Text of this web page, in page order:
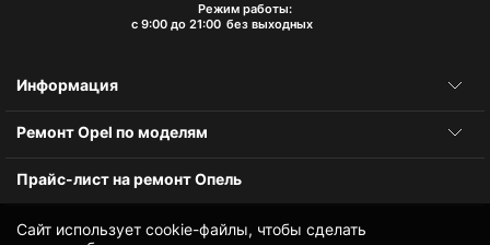
Сайт использует cookie-файлы, чтобы сделать
Режим работы:
с 9:00 до 21:00 без выходных
Информация
Ремонт Opel по моделям
Прайс-лист на ремонт Опель